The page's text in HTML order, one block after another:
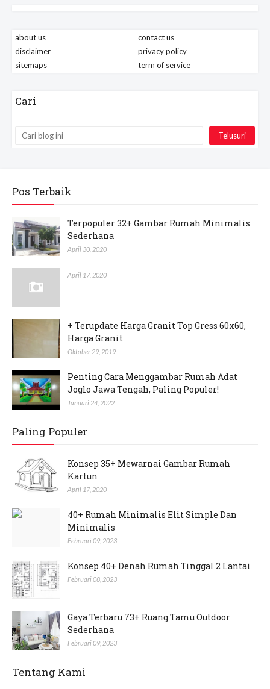
about us
contact us
disclaimer
privacy policy
sitemaps
term of service
Cari
Pos Terbaik
Terpopuler 32+ Gambar Rumah Minimalis
Sederhana
April 30, 2020
April 17, 2020
+ Terupdate Harga Granit Top Gress 60x60,
Harga Granit
Oktober 29, 2019
Penting Cara Menggambar Rumah Adat
Joglo Jawa Tengah, Paling Populer!
Januari 24, 2022
Paling Populer
Konsep 35+ Mewarnai Gambar Rumah
Kartun
April 17, 2020
40+ Rumah Minimalis Elit Simple Dan
Minimalis
Februari 09, 2023
Konsep 40+ Denah Rumah Tinggal 2 Lantai
Februari 08, 2023
Gaya Terbaru 73+ Ruang Tamu Outdoor
Sederhana
Februari 09, 2023
Tentang Kami